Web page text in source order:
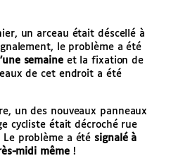
un arceau était déscellé à
le problème a été
semaineet la fixation de
de cet endroit a été
un des nouveaux panneaux
cycliste était décroché rue
Le problème a été signalé à
midi même!